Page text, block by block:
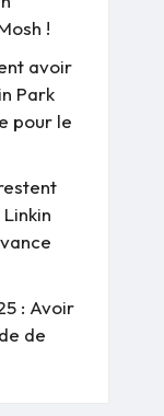
!
avoir
Park
pour le
Linkin
: Avoir
de